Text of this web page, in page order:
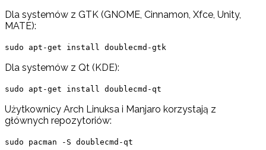
Dla systemów z GTK (GNOME, Cinnamon, Xfce, Unity,
MATE):
sudo apt-get install doublecmd-gtk
Dla systemów z Qt (KDE):
sudo apt-get install doublecmd-qt
Użytkownicy Arch Linuksa i Manjaro korzystają z
głównych repozytoriów:
sudo pacman -S doublecmd-qt